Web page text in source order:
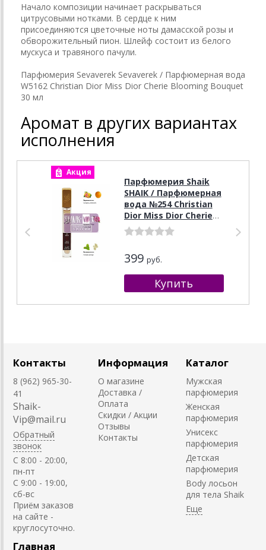
Начало композиции начинает раскрываться
цитрусовыми нотками. В сердце к ним
присоединяются цветочные ноты дамасской розы и
обворожительный пион. Шлейф состоит из белого
мускуса и травяного пачули.
Парфюмерия Sevaverek Sevaverek / Парфюмерная вода
W5162 Christian Dior Miss Dior Cherie Blooming Bouquet
30 мл
Аромат в других вариантах
исполнения
Акция
Парфюмерия Shaik
SHAIK / Парфюмерная
вода №254 Christian
Dior Miss Dior Cherie
Blooming Bouquet 10
мл
399 руб.
Контакты
8 (962) 965-30-
41
Shaik-
Vip@mail.ru
Обратный
звонок
C 8:00 - 20:00,
пн-пт
С 9:00 - 19:00,
сб-вс
Приём заказов
на сайте -
круглосуточно.
Информация
О магазине
Доставка /
Оплата
Скидки / Акции
Отзывы
Контакты
Каталог
Мужская
парфюмерия
Женская
парфюмерия
Унисекс
парфюмерия
Детская
парфюмерия
Body лосьон
для тела Shaik
Главная